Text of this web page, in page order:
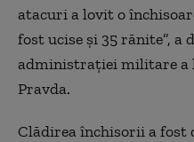
atacuri a lovit o
fost ucise și 35 rănite”, a
administrației militare a
Pravda.
Clădirea închisorii a fost